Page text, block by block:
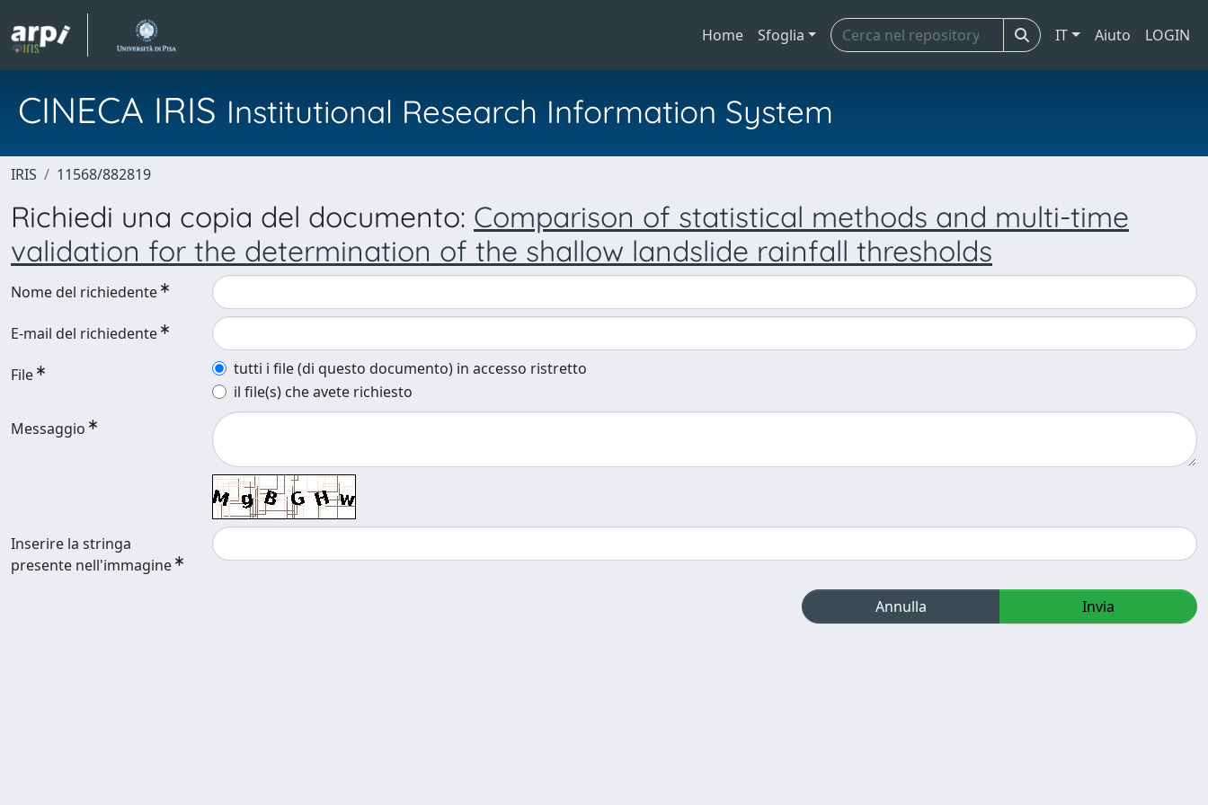
Home Sfoglia IT Aiuto LOGIN
CINECA IRIS Institutional Research Information System
IRIS 11568/882819
Richiedi una copia del documento: Comparison of statistical methods and multi-time
validation for the determination of the shallow landslide rainfall thresholds
Nome del richiedente
E-mail del richiedente
File
tutti i file (di questo documento) in accesso ristretto
il file(s) che avete richiesto
Messaggio
Inserire la stringa
presente nell'immagine
Annulla Invia